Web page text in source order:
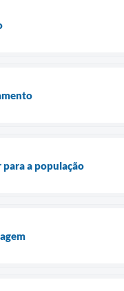
para a população